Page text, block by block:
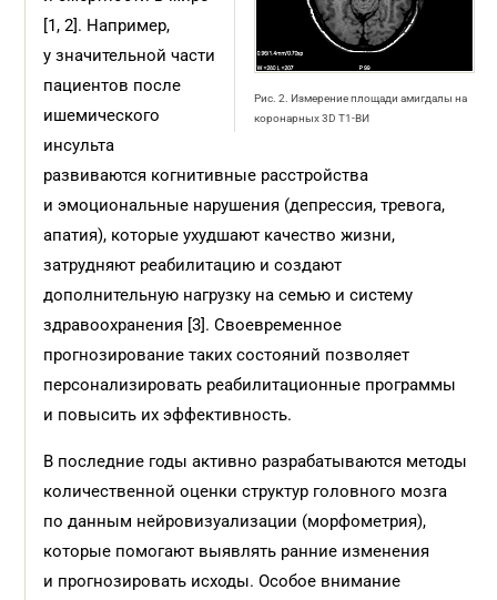
Рис. 2. Измерение площади амигдалы на
коронарных 3D T1-ВИ
[1, 2]. Например,
у значительной части
пациентов после
ишемического
инсульта
развиваются когнитивные расстройства
и эмоциональные нарушения (депрессия, тревога,
апатия), которые ухудшают качество жизни,
затрудняют реабилитацию и создают
дополнительную нагрузку на семью и систему
здравоохранения [3]. Своевременное
прогнозирование таких состояний позволяет
персонализировать реабилитационные программы
и повысить их эффективность.
В последние годы активно разрабатываются методы
количественной оценки структур головного мозга
по данным нейровизуализации (морфометрия),
которые помогают выявлять ранние изменения
и прогнозировать исходы. Особое внимание